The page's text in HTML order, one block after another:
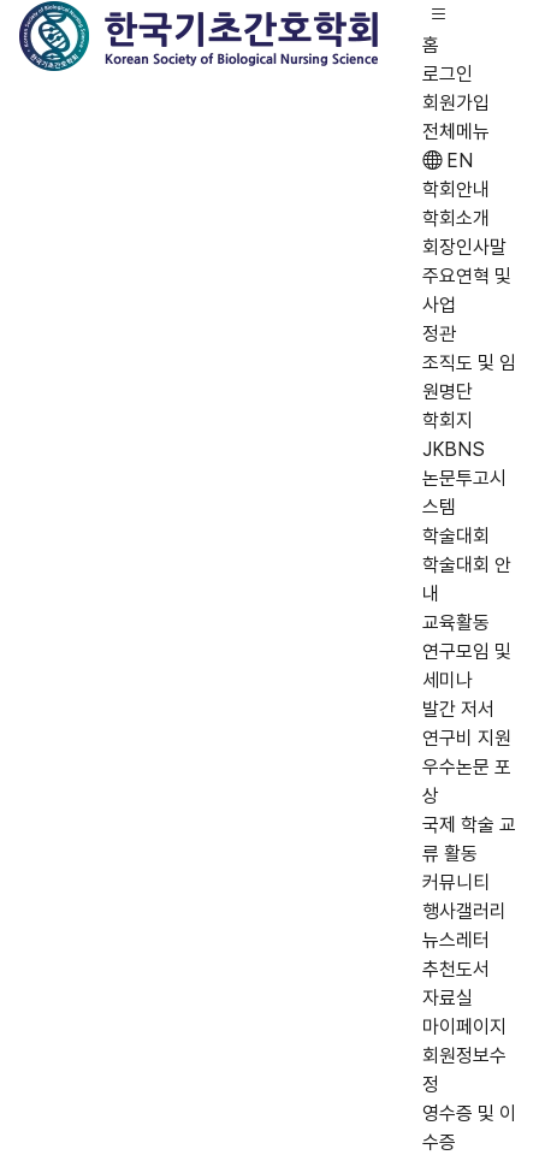
홈
로그인
회원가입
전체메뉴
EN
학회안내
학회소개
회장인사말
주요연혁 및
사업
정관
조직도 및 임
원명단
학회지
JKBNS
논문투고시
스템
학술대회
학술대회 안
내
교육활동
연구모임 및
세미나
발간 저서
연구비 지원
우수논문 포
상
국제 학술 교
류 활동
커뮤니티
행사갤러리
뉴스레터
추천도서
자료실
마이페이지
회원정보수
정
영수증 및 이
수증